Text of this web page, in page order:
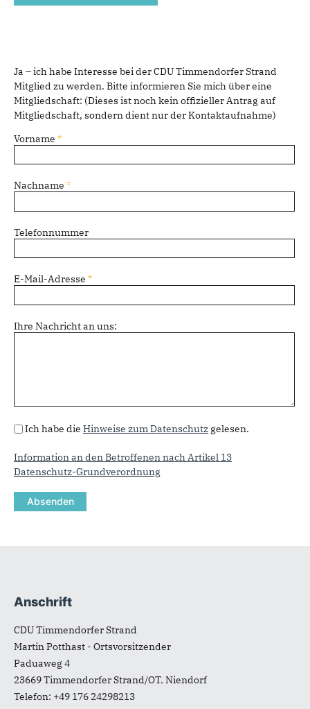
Ja – ich habe Interesse bei der CDU Timmendorfer Strand
Mitglied zu werden. Bitte informieren Sie mich über eine
Mitgliedschaft: (Dieses ist noch kein offizieller Antrag auf
Mitgliedschaft, sondern dient nur der Kontaktaufnahme)
Vorname *
Nachname *
Telefonnummer
E-Mail-Adresse *
Ihre Nachricht an uns:
Datenschutz*
Ich habe die Hinweise zum Datenschutz gelesen.
Information an den Betroffenen nach Artikel 13
Datenschutz-Grundverordnung
Fußbereich
Anschrift
CDU Timmendorfer Strand
Martin Potthast - Ortsvorsitzender
Paduaweg 4
23669Timmendorfer Strand/OT. Niendorf
Telefon: +49 176 24298213